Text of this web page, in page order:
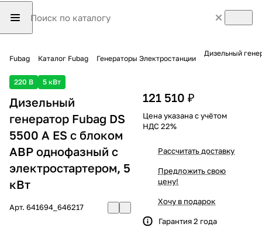
Fubag Каталог Fubag Генераторы Электростанции
Дизельный
220 В 5 кВт
Дизельный
генератор Fubag DS
5500 A ES с блоком
АВР однофазный с
электростартером, 5
кВт
Арт. 641694_646217
121 510 ₽
Цена указана с учётом
НДС 22%
Рассчитать доставку
Предложить свою
цену!
Хочу в подарок
Гарантия 2 года